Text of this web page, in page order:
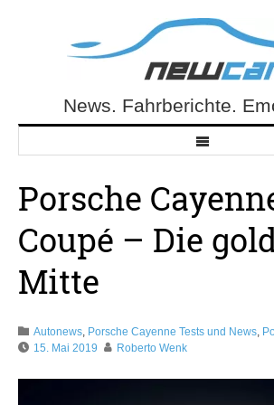
NewCarz.deNews. Fahrberichte.
Porsche
Coupé – Die
Mitte
Autonews, Porsche Cayenne Tests und News,
15. Mai 2019
Roberto Wenk